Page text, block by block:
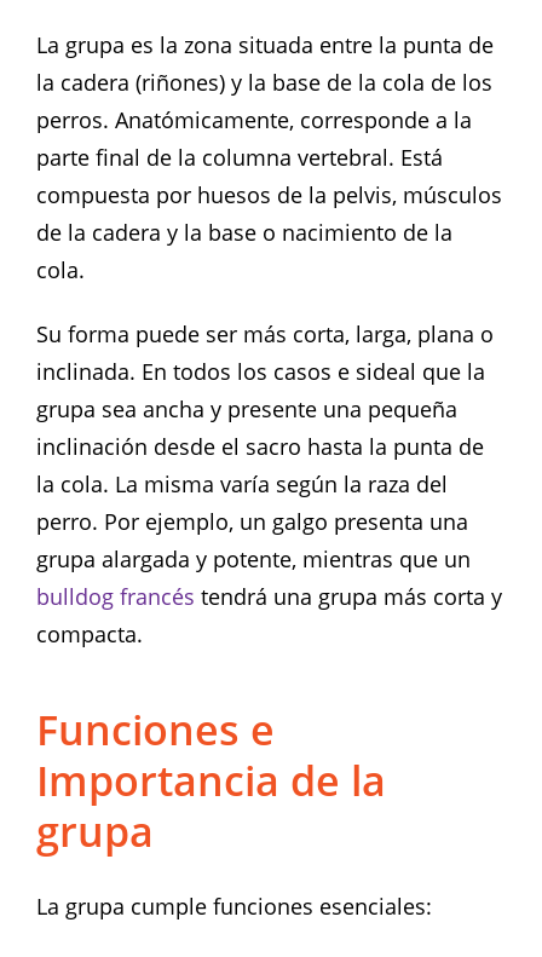
La grupa es la zona situada entre la punta de
la cadera (riñones) y la base de la cola de los
perros. Anatómicamente, corresponde a la
parte final de la columna vertebral. Está
compuesta por huesos de la pelvis, músculos
de la cadera y la base o nacimiento de la
cola.
Su forma puede ser más corta, larga, plana o
inclinada. En todos los casos e sideal que la
grupa sea ancha y presente una pequeña
inclinación desde el sacro hasta la punta de
la cola. La misma varía según la raza del
perro. Por ejemplo, un galgo presenta una
grupa alargada y potente, mientras que un
bulldog francés tendrá una grupa más corta y
compacta.
Funciones e
Importancia de la
grupa
La grupa cumple funciones esenciales: